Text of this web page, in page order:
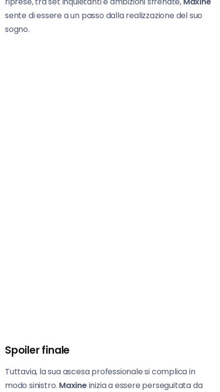
sente di essere a un passo dalla realizzazione del suo
sogno.
Spoiler finale
Tuttavia, la sua ascesa professionale si complica in
modo sinistro. Maxineinizia a essere perseguitata da